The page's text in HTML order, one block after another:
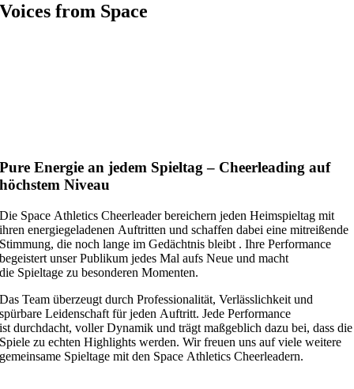
Voices from Space
Pure Energie an jedem Spieltag – Cheerleading auf
höchstem Niveau
Die Space Athletics Cheerleader bereichern jeden Heimspieltag mit
ihren energiegeladenen Auftritten und schaffen dabei eine mitreißende
Stimmung, die noch lange im Gedächtnis bleibt . Ihre Performance
begeistert unser Publikum jedes Mal aufs Neue und macht
die Spieltage zu besonderen Momenten.
Das Team überzeugt durch Professionalität, Verlässlichkeit und
spürbare Leidenschaft für jeden Auftritt. Jede Performance
ist durchdacht, voller Dynamik und trägt maßgeblich dazu bei, dass die
Spiele zu echten Highlights werden. Wir freuen uns auf viele weitere
gemeinsame Spieltage mit den Space Athletics Cheerleadern.